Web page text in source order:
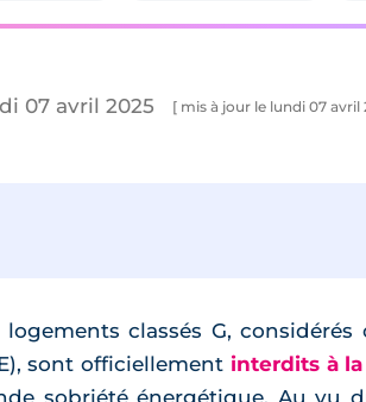
07 avril 2025 [ mis à jour le lundi 07 avril
logements classés G,
sont officiellement interdits à
sobriété énergétique. Au vu